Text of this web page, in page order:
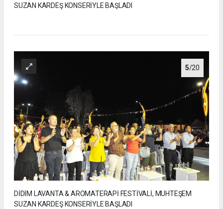
SUZAN KARDEŞ KONSERİYLE BAŞLADI
5/20
DİDİM LAVANTA & AROMATERAPİ FESTİVALİ, MUHTEŞEM
SUZAN KARDEŞ KONSERİYLE BAŞLADI